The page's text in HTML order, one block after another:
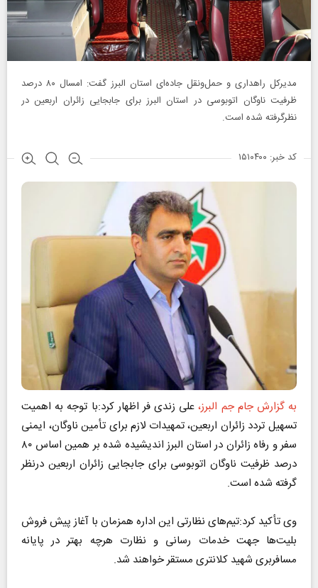
مدیرکل راهداری و حمل‌ونقل جاده‌ای استان البرز گفت: امسال ۸۰ درصد
ظرفیت ناوگان اتوبوسی در استان البرز برای جابجایی زائران اربعین در
نظرگرفته شده است.
کد خبر: ۱۵۱۰۴۰۰
به گزارش جام جم البرز،علی زندی فر اظهار کرد:با توجه به اهمیت
تسهیل تردد زائران اربعین، تمهیدات لازم برای تأمین ناوگان، ایمنی
سفر و رفاه زائران در استان البرز اندیشیده شده بر همین اساس ۸۰
درصد ظرفیت ناوگان اتوبوسی برای جابجایی زائران اربعین درنظر
گرفته شده است.
وی تأکید کرد:تیم‌های نظارتی این اداره همزمان با آغاز پیش فروش
بلیت‌ها جهت خدمات رسانی و نظارت هرچه بهتر در پایانه
مسافربری شهید کلانتری مستقر خواهند شد.